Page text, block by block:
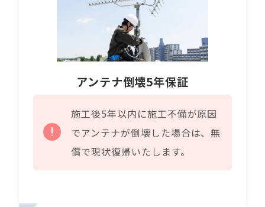
アンテナ倒壊5年保証
施工後5年以内に施工不備が原因
でアンテナが倒壊した場合は、無
償で現状復帰いたします。